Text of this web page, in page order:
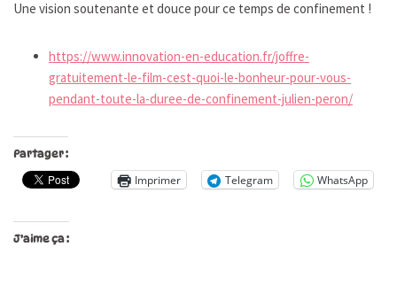
Une vision soutenante et douce pour ce temps de confinement !
https://www.innovation-en-education.fr/joffre-
gratuitement-le-film-cest-quoi-le-bonheur-pour-vous-
pendant-toute-la-duree-de-confinement-julien-peron/
Partager :
Imprimer Telegram WhatsApp
J’aime ça :